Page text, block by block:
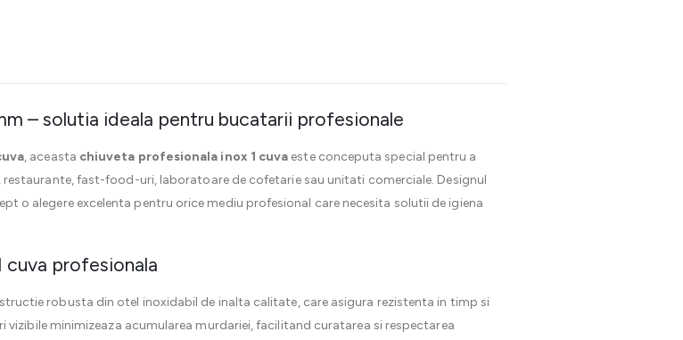
– solutia ideala pentru bucatarii profesionale
, aceasta chiuveta profesionala inox 1 cuva este conceputa special pentru a
, restaurante, fast-food-uri, laboratoare de cofetarie sau unitati comerciale. Designul
o alegere excelenta pentru orice mediu profesional care necesita solutii de igiena
cuva profesionala
robusta din otel inoxidabil de inalta calitate, care asigura rezistenta in timp si
minimizeaza acumularea murdariei, facilitand curatarea si respectarea